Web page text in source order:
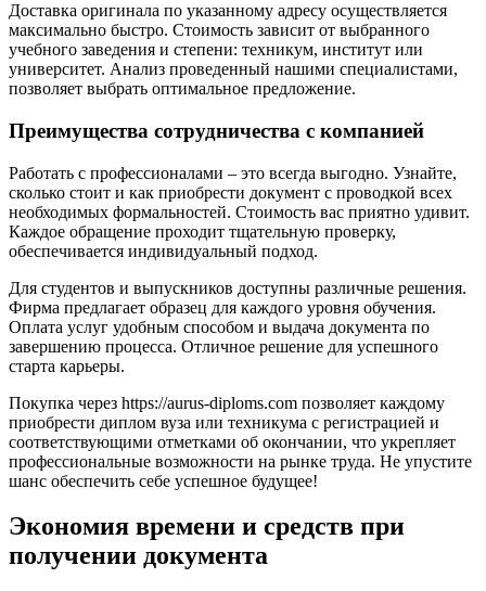
Доставка оригинала по указанному адресу осуществляется
максимально быстро. Стоимость зависит от выбранного
учебного заведения и степени: техникум, институт или
университет. Анализ проведенный нашими специалистами,
позволяет выбрать оптимальное предложение.
Преимущества сотрудничества с компанией
Работать с профессионалами – это всегда выгодно. Узнайте,
сколько стоит и как приобрести документ с проводкой всех
необходимых формальностей. Стоимость вас приятно удивит.
Каждое обращение проходит тщательную проверку,
обеспечивается индивидуальный подход.
Для студентов и выпускников доступны различные решения.
Фирма предлагает образец для каждого уровня обучения.
Оплата услуг удобным способом и выдача документа по
завершению процесса. Отличное решение для успешного
старта карьеры.
Покупка через https://aurus-diploms.com позволяет каждому
приобрести диплом вуза или техникума с регистрацией и
соответствующими отметками об окончании, что укрепляет
профессиональные возможности на рынке труда. Не упустите
шанс обеспечить себе успешное будущее!
Экономия времени и средств при
получении документа